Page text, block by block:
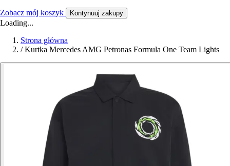
Zobacz mój koszyk Kontynuuj zakupy
Loading...
Strona główna
/ Kurtka Mercedes AMG Petronas Formula One Team Lights